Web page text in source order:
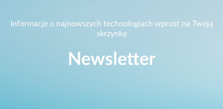
Informacje o najnowszych technologiach wprost na Twoją
skrzynkę
Newsletter